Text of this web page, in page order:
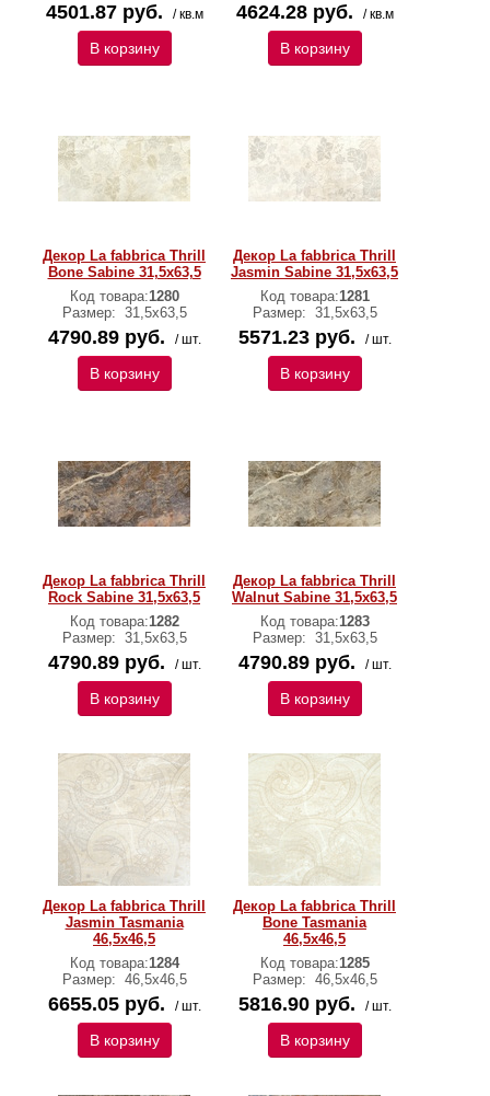
4501.87 руб. / кв.м
В корзину
4624.28 руб. / кв.м
В корзину
Декор La fabbrica Thrill
Bone Sabine 31,5х63,5
Код товара:1280
Размер: 31,5х63,5
4790.89 руб. / шт.
В корзину
Декор La fabbrica Thrill
Jasmin Sabine 31,5х63,5
Код товара:1281
Размер: 31,5х63,5
5571.23 руб. / шт.
В корзину
Декор La fabbrica Thrill
Rock Sabine 31,5х63,5
Код товара:1282
Размер: 31,5х63,5
4790.89 руб. / шт.
В корзину
Декор La fabbrica Thrill
Walnut Sabine 31,5х63,5
Код товара:1283
Размер: 31,5х63,5
4790.89 руб. / шт.
В корзину
Декор La fabbrica Thrill
Jasmin Tasmania
46,5х46,5
Код товара:1284
Размер: 46,5х46,5
6655.05 руб. / шт.
В корзину
Декор La fabbrica Thrill
Bone Tasmania
46,5х46,5
Код товара:1285
Размер: 46,5х46,5
5816.90 руб. / шт.
В корзину